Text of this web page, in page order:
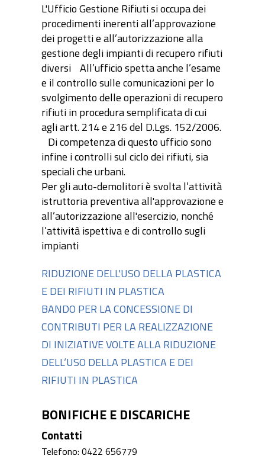
L'Ufficio Gestione Rifiuti si occupa dei
procedimenti inerenti all’approvazione
dei progetti e all’autorizzazione alla
gestione degli impianti di recupero rifiuti
diversi All’ufficio spetta anche l’esame
e il controllo sulle comunicazioni per lo
svolgimento delle operazioni di recupero
rifiuti in procedura semplificata di cui
agli artt. 214 e 216 del D.Lgs. 152/2006.
Di competenza di questo ufficio sono
infine i controlli sul ciclo dei rifiuti, sia
speciali che urbani.
Per gli auto-demolitori è svolta l’attività
istruttoria preventiva all'approvazione e
all’autorizzazione all'esercizio, nonché
l’attività ispettiva e di controllo sugli
impianti
RIDUZIONE DELL'USO DELLA PLASTICA
E DEI RIFIUTI IN PLASTICA
BANDO PER LA CONCESSIONE DI
CONTRIBUTI PER LA REALIZZAZIONE
DI INIZIATIVE VOLTE ALLA RIDUZIONE
DELL‘USO DELLA PLASTICA E DEI
RIFIUTI IN PLASTICA
BONIFICHE E DISCARICHE
Contatti
Telefono: 0422 656779